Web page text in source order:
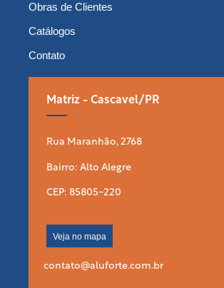
Obras de Clientes
Catálogos
Contato
Matriz - Cascavel/PR
Rua Maranhão, 2768
Bairro: Alto Alegre
CEP: 85805-220
Veja no mapa
contato@aluforte.com.br